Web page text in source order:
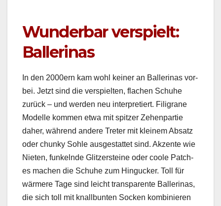
Wunderbar verspielt:
Ballerinas
In den 2000ern kam wohl kein­er an Bal­leri­nas vor­
bei. Jet­zt sind die ver­spiel­ten, flachen Schuhe
zurück – und wer­den neu inter­pretiert. Fil­igrane
Mod­elle kom­men etwa mit spitzer Zehen­par­tie
daher, während andere Treter mit kleinem Absatz
oder chunky Sohle aus­ges­tat­tet sind. Akzente wie
Nieten, funkel­nde Glitzer­steine oder coole Patch­
es machen die Schuhe zum Hin­guck­er. Toll für
wärmere Tage sind leicht trans­par­ente Bal­leri­nas,
die sich toll mit knall­bun­ten Sock­en kom­binieren